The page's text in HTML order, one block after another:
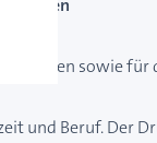
Serien sowie für
und Beruf.